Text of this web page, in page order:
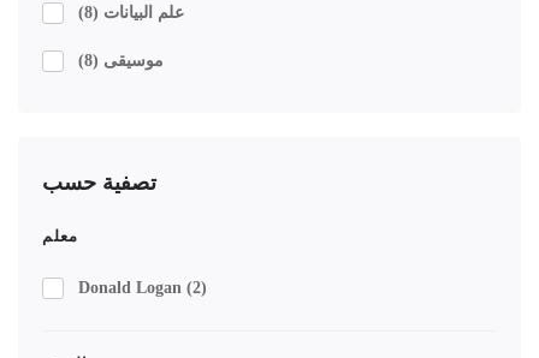
علم البيانات (8)
موسيقى (8)
تصفية حسب
معلم
Donald Logan (2)